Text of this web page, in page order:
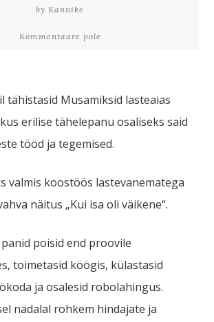
by Kannike
Kommentaare pole
tähistasid Musamiksid lasteaias
erilise tähelepanu osaliseks said
tööd ja tegemised.
valmis koostöös lastevanematega
näitus „Kui isa oli väikene“.
poisid end proovile
toimetasid köögis, külastasid
ja osalesid robolahingus.
nädalal rohkem hindajate ja